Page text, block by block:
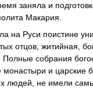
заняла и
Макария.
на Руси поистине
отцов, житийная,
Полные собрания
и царские
людей, не имели